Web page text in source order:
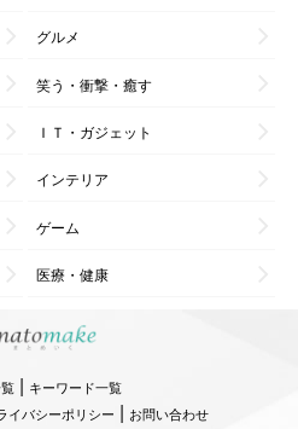
グルメ
笑う・衝撃・癒す
ＩＴ・ガジェット
インテリア
ゲーム
医療・健康
| キーワード一覧
イバシーポリシー | お問い合わせ